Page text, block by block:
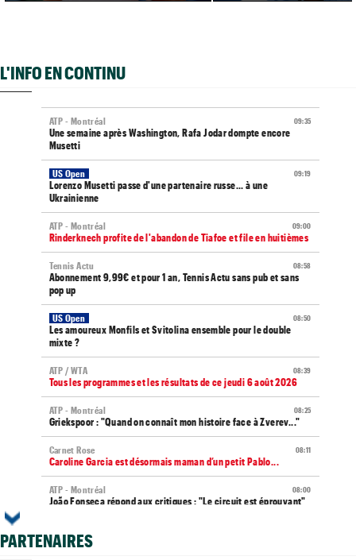
L'INFO EN CONTINU
09:35
ATP - Montréal
Une semaine après Washington, Rafa Jodar dompte encore
Musetti
09:19
US Open
Lorenzo Musetti passe d'une partenaire russe... à une
Ukrainienne
09:00
ATP - Montréal
Rinderknech profite de l'abandon de Tiafoe et file en huitièmes
08:58
Tennis Actu
Abonnement 9,99€ et pour 1 an, Tennis Actu sans pub et sans
pop up
08:50
US Open
Les amoureux Monfils et Svitolina ensemble pour le double
mixte ?
08:39
ATP / WTA
Tous les programmes et les résultats de ce jeudi 6 août 2026
08:25
ATP - Montréal
Griekspoor : "Quand on connaît mon histoire face à Zverev..."
08:11
Carnet Rose
Caroline Garcia est désormais maman d’un petit Pablo...
08:00
ATP - Montréal
João Fonseca répond aux critiques : "Le circuit est éprouvant"
Moïse Kouame pourrait faire mieux que... Sinner et Alcaraz
PARTENAIRES